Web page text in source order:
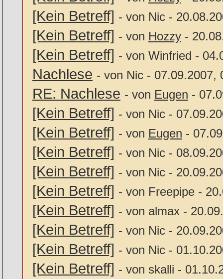
[Kein Betreff] - von Nic -
[Kein Betreff] - von Hozzy -
[Kein Betreff] - von Winfried -
Nachlese - von Nic - 07.09.2007,
RE: Nachlese - von Eugen -
[Kein Betreff] - von Nic -
[Kein Betreff] - von Eugen -
[Kein Betreff] - von Nic -
[Kein Betreff] - von Nic -
[Kein Betreff] - von Freepipe -
[Kein Betreff] - von almax -
[Kein Betreff] - von Nic -
[Kein Betreff] - von Nic -
[Kein Betreff] - von skalli -